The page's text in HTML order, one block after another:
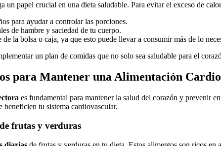
un papel crucial en una dieta saludable. Para evitar el exceso de
para ayudar a controlar las porciones.
de hambre y saciedad de tu cuerpo.
la bolsa o caja, ya que esto puede llevar a consumir más de lo
un plan de comidas que no solo sea saludable para el
para Mantener una Alimentación
es fundamental para mantener la salud del corazón y prevenir
beneficien tu sistema cardiovascular.
frutas y verduras